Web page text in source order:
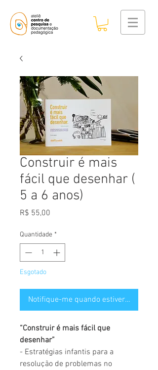
Construir é mais
fácil que desenhar (
5 a 6 anos)
R$ 55,00
Quantidade *
Esgotado
Notifique-me quando estiver disponível
“Construir é mais fácil que
desenhar”
- Estratégias infantis para a
resolução de problemas no